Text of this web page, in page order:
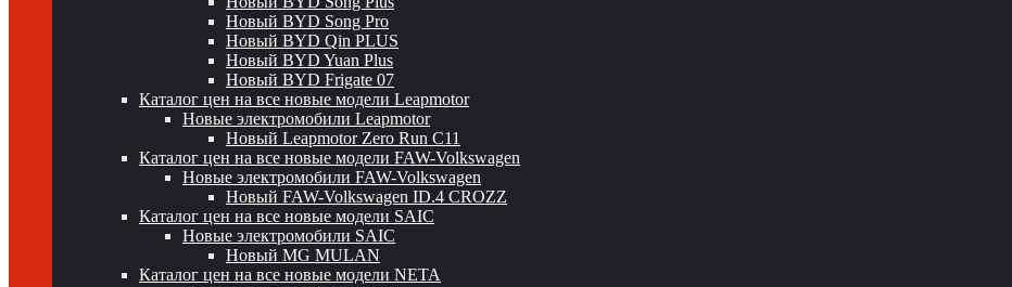
Новый BYD Song Pro
Новый BYD Qin PLUS
Новый BYD Yuan Plus
Новый BYD Frigate 07
Каталог цен на все новые модели Leapmotor
Новые электромобили Leapmotor
Новый Leapmotor Zero Run C11
Каталог цен на все новые модели FAW-Volkswagen
Новые электромобили FAW-Volkswagen
Новый FAW-Volkswagen ID.4 CROZZ
Каталог цен на все новые модели SAIC
Новые электромобили SAIC
Новый MG MULAN
Каталог цен на все новые модели NETA